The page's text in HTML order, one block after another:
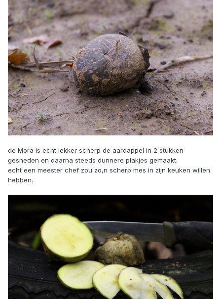
de Mora is echt lekker scherp de aardappel in 2 stukken
gesneden en daarna steeds dunnere plakjes gemaakt.
echt een meester chef zou zo,n scherp mes in zijn keuken willen
hebben.